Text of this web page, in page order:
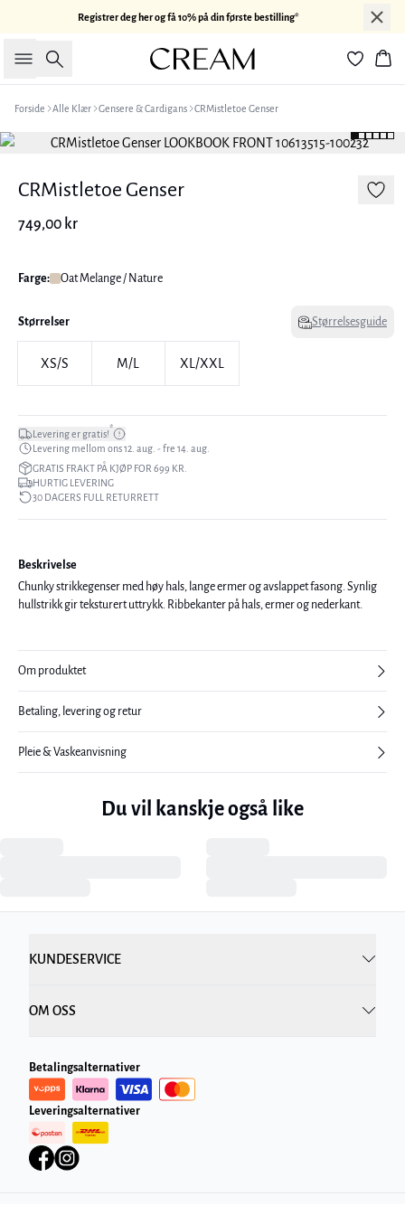
Registrer deg her og få 10% på din første bestilling*
Søk
Forside Alle Klær Gensere & Cardigans CRMistletoe Genser
CRMistletoe Genser
749,00 kr
Farge: Oat Melange / Nature
Størrelser Størrelsesguide
XS/S M/L XL/XXL
Levering er gratis!*
Levering mellom ons 12. aug. - fre 14. aug.
GRATIS FRAKT PÅ KJØP FOR 699 KR.
HURTIG LEVERING
30 DAGERS FULL RETURRETT
Beskrivelse
Chunky strikkegenser med høy hals, lange ermer og avslappet fasong. Synlig
hullstrikk gir teksturert uttrykk. Ribbekanter på hals, ermer og nederkant.
Om produktet
Betaling, levering og retur
Pleie & Vaskeanvisning
Du vil kanskje også like
KUNDESERVICE
OM OSS
Betalingsalternativer
Leveringsalternativer